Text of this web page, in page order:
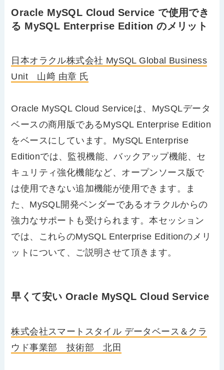
Oracle MySQL Cloud Service で使用でき
る MySQL Enterprise Edition のメリット
日本オラクル株式会社 MySQL Global Business
Unit 山﨑 由章 氏
Oracle MySQL Cloud Serviceは、MySQLデータ
ベースの商用版であるMySQL Enterprise Edition
をベースにしています。MySQL Enterprise
Editionでは、監視機能、バックアップ機能、セ
キュリティ強化機能など、オープンソース版で
は使用できない追加機能が使用できます。ま
た、MySQL開発ベンダーであるオラクルからの
強力なサポートも受けられます。本セッション
では、これらのMySQL Enterprise Editionのメリ
ットについて、ご説明させて頂きます。
早くて安い Oracle MySQL Cloud Service
株式会社スマートスタイル データベース＆クラ
ウド事業部 技術部 北田